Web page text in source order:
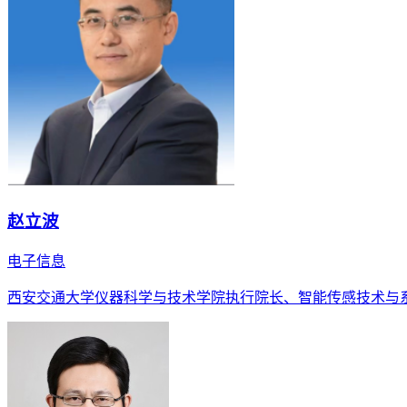
赵立波
电子信息
西安交通大学仪器科学与技术学院执行院长、智能传感技术与